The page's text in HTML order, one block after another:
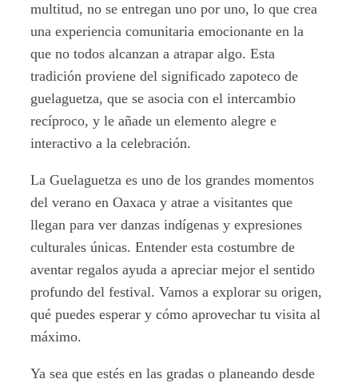
multitud, no se entregan uno por uno, lo que crea
una experiencia comunitaria emocionante en la
que no todos alcanzan a atrapar algo. Esta
tradición proviene del significado zapoteco de
guelaguetza, que se asocia con el intercambio
recíproco, y le añade un elemento alegre e
interactivo a la celebración.
La Guelaguetza es uno de los grandes momentos
del verano en Oaxaca y atrae a visitantes que
llegan para ver danzas indígenas y expresiones
culturales únicas. Entender esta costumbre de
aventar regalos ayuda a apreciar mejor el sentido
profundo del festival. Vamos a explorar su origen,
qué puedes esperar y cómo aprovechar tu visita al
máximo.
Ya sea que estés en las gradas o planeando desde